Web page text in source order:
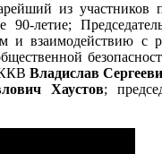
из
летие;
и взаимодействию с
ККВ Владислав
Хаустов;